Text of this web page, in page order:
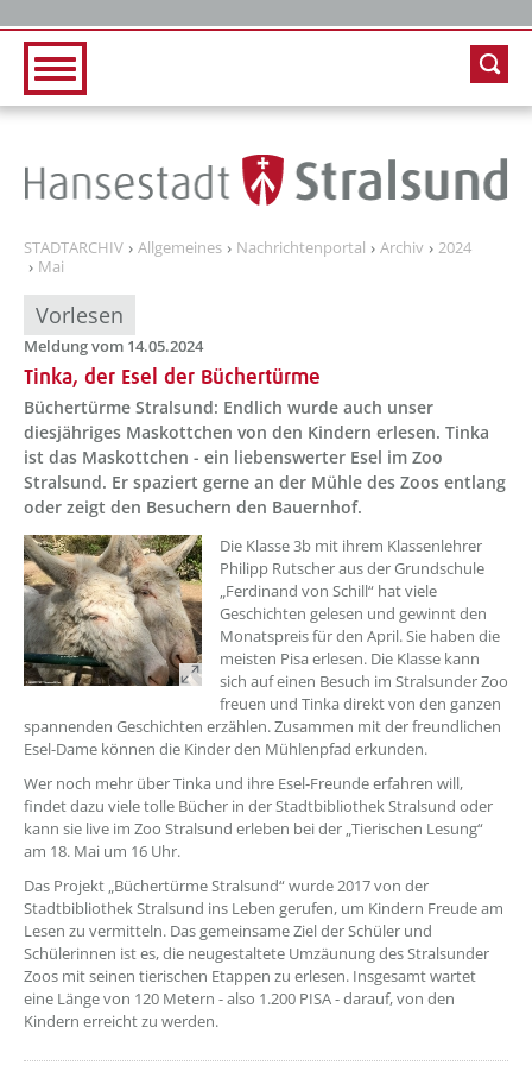
STADTARCHIV Allgemeines Nachrichtenportal Archiv
2024
Mai
Vorlesen
Meldung vom 14.05.2024
Tinka, der Esel der Büchertürme
Büchertürme Stralsund: Endlich wurde auch unser
diesjähriges Maskottchen von den Kindern erlesen. Tinka
ist das Maskottchen - ein liebenswerter Esel im Zoo
Stralsund. Er spaziert gerne an der Mühle des Zoos entlang
oder zeigt den Besuchern den Bauernhof.
??? absaetzeOben[1]/titel ???
Die Klasse 3b mit ihrem Klassenlehrer
Philipp Rutscher aus der Grundschule
„Ferdinand von Schill“ hat viele
Geschichten gelesen und gewinnt den
Monatspreis für den April. Sie haben die
meisten Pisa erlesen. Die Klasse kann
sich auf einen Besuch im Stralsunder Zoo
freuen und Tinka direkt von den ganzen
spannenden Geschichten erzählen. Zusammen mit der freundlichen
Esel-Dame können die Kinder den Mühlenpfad erkunden.
Wer noch mehr über Tinka und ihre Esel-Freunde erfahren will,
findet dazu viele tolle Bücher in der Stadtbibliothek Stralsund oder
kann sie live im Zoo Stralsund erleben bei der „Tierischen Lesung“
am 18. Mai um 16 Uhr.
Das Projekt „Büchertürme Stralsund“ wurde 2017 von der
Stadtbibliothek Stralsund ins Leben gerufen, um Kindern Freude am
Lesen zu vermitteln. Das gemeinsame Ziel der Schüler und
Schülerinnen ist es, die neugestaltete Umzäunung des Stralsunder
Zoos mit seinen tierischen Etappen zu erlesen. Insgesamt wartet
eine Länge von 120 Metern - also 1.200 PISA - darauf, von den
Kindern erreicht zu werden.